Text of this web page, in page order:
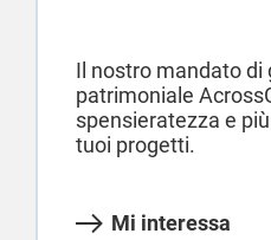
Il nostro mandato di
patrimoniale
spensieratezza e
tuoi progetti.
Mi interessa